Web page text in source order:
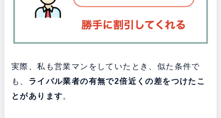
実際、私も営業マンをしていたとき、似た条件で
も、 ライバル業者の有無で2倍近くの差をつけたこ
とがあります。